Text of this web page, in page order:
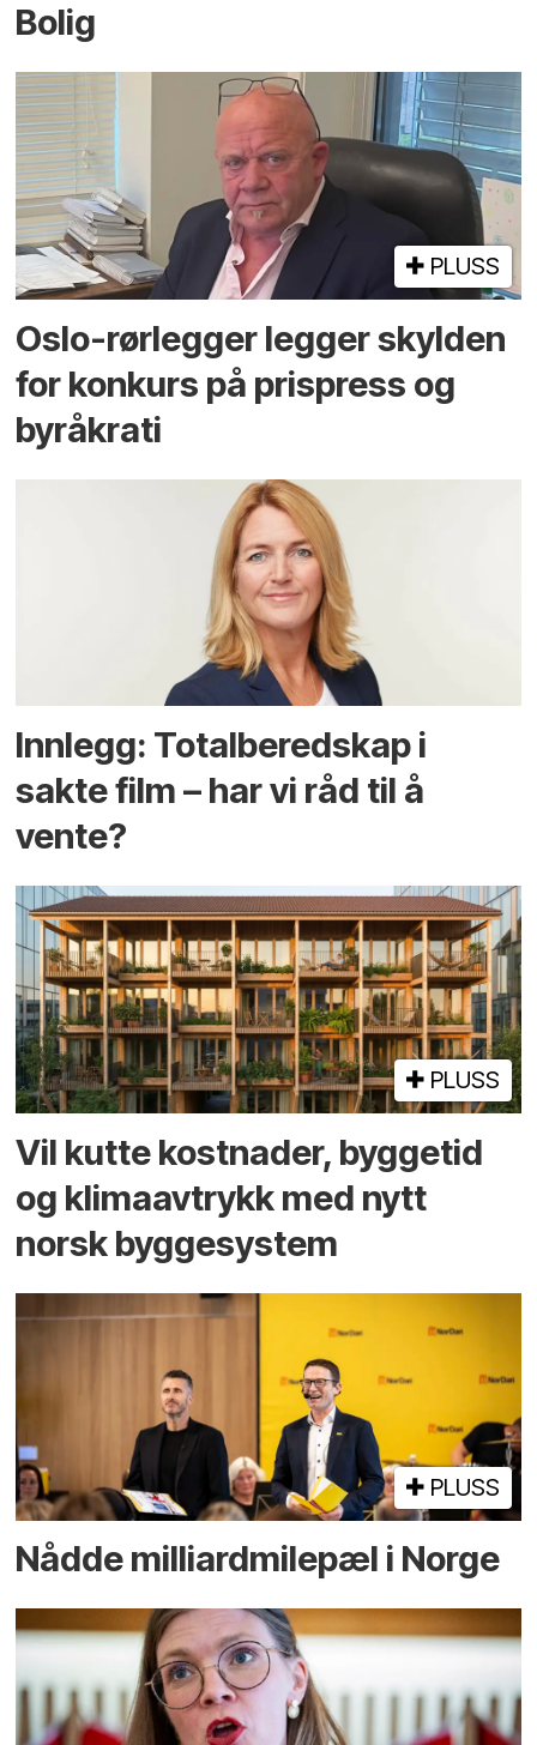
Bolig
PLUSS
Oslo-rørlegger legger skylden
for konkurs på prispress og
byråkrati
Innlegg: Totalberedskap i
sakte film – har vi råd til å
vente?
PLUSS
Vil kutte kostnader, byggetid
og klima­avtrykk med nytt
norsk bygge­system
PLUSS
Nådde milliard­­milepæl i Norge